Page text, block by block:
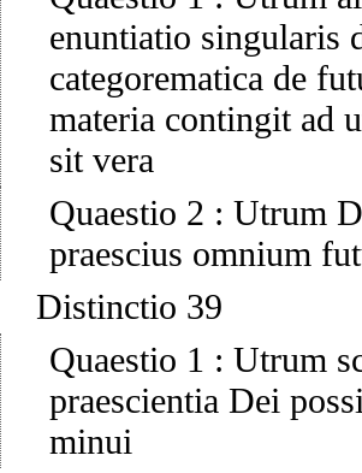
enuntiatio singularis
categorematica de
materia contingit ad
sit vera
Quaestio 2 : Utrum
praescius omnium
Distinctio 39
Quaestio 1 : Utrum
praescientia Dei
minui